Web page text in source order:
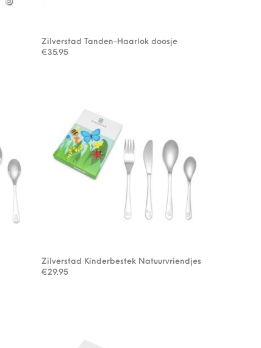
Zilverstad Tanden-Haarlok doosje
€35.95
Zilverstad Kinderbestek Natuurvriendjes
€29.95